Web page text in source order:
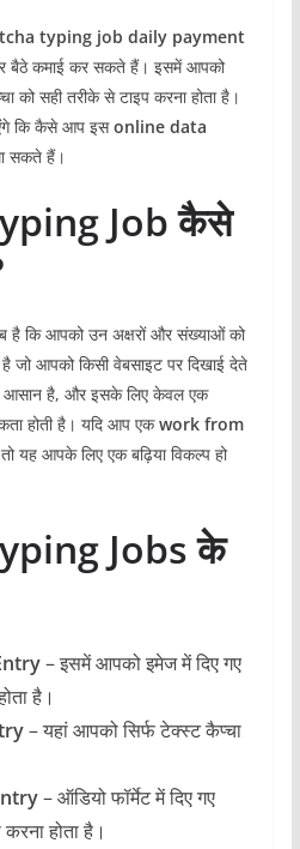
typing job daily payment
बैठे कमाई कर सकते हैं। इसमें आपको
को सही तरीके से टाइप करना होता है।
कि कैसे आप इसonline data
सकते हैं।
Job कैसे
है कि आपको उन अक्षरों और संख्याओं को
जो आपको किसी वेबसाइट पर दिखाई देते
आसान है, और इसके लिए केवल एक
होती है। यदि आप एकwork from
यह आपके लिए एक बढ़िया विकल्प हो
Jobs के
– इसमें आपको इमेज में दिए गए
है।
– यहां आपको सिर्फ टेक्स्ट कैप्चा
– ऑडियो फॉर्मेट में दिए गए
होता है।